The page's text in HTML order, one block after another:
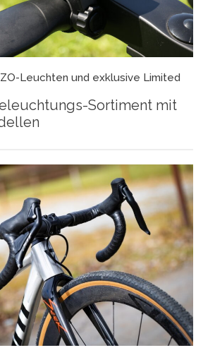
Leuchten und exklusive Limited
Sortiment mit